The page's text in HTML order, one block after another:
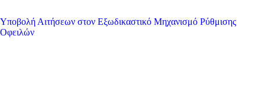
Υποβολή Αιτήσεων στον Εξωδικαστικό Μηχανισμό Ρύθμισης
Οφειλών